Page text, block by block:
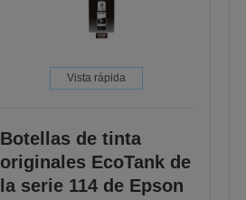
Vista rápida
Botellas de tinta
originales EcoTank de
la serie 114 de Epson